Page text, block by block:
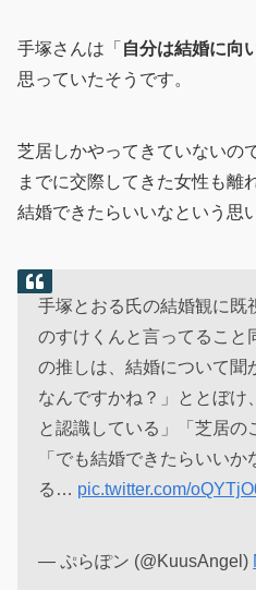
手塚さんは「 自分は結婚に向
思っていたそうです。
芝居しかやってきていないの
までに交際してきた女性も離
結婚できたらいいなという思
手塚とおる氏の結婚観に
のすけくんと言ってること
の推しは、結婚について聞
なんですかね？」ととぼけ
と認識している」「芝居の
「でも結婚できたらいい
る… pic.twitter.com/
— ぷらぽン (@KuusAngel)